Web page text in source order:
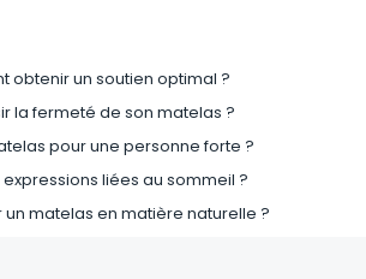
obtenir un soutien optimal ?
la fermeté de son matelas ?
pour une personne forte ?
liées au sommeil ?
un matelas en matière naturelle ?